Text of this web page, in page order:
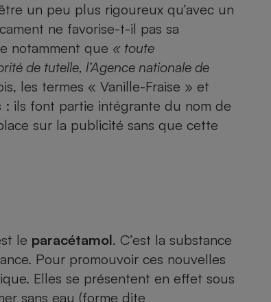
un peu plus rigoureux qu’avec un
ne favorise-t-il pas sa
notamment que « toute
de tutelle, l’Agence nationale de
les termes « Vanille-Fraise » et
ils font partie intégrante du nom de
sur la publicité sans que cette
le paracétamol. C’est la substance
Pour promouvoir ces nouvelles
Elles se présentent en effet sous
sans eau (forme dite
Four encastrable
Appareil photo
numérique
Lessive